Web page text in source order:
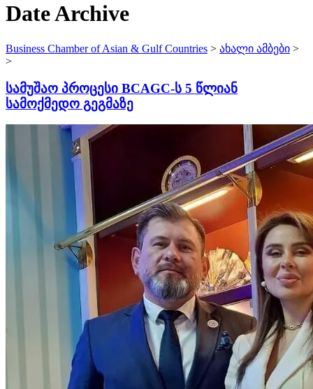
Date Archive
Business Chamber of Asian & Gulf Countries > ახალი ამბები >
>
სამუშაო პროცესი BCAGC-ს 5 წლიან
სამოქმედო გეგმაზე